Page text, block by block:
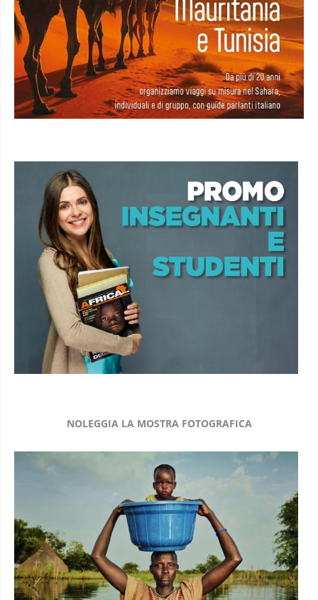
NOLEGGIA LA MOSTRA FOTOGRAFICA